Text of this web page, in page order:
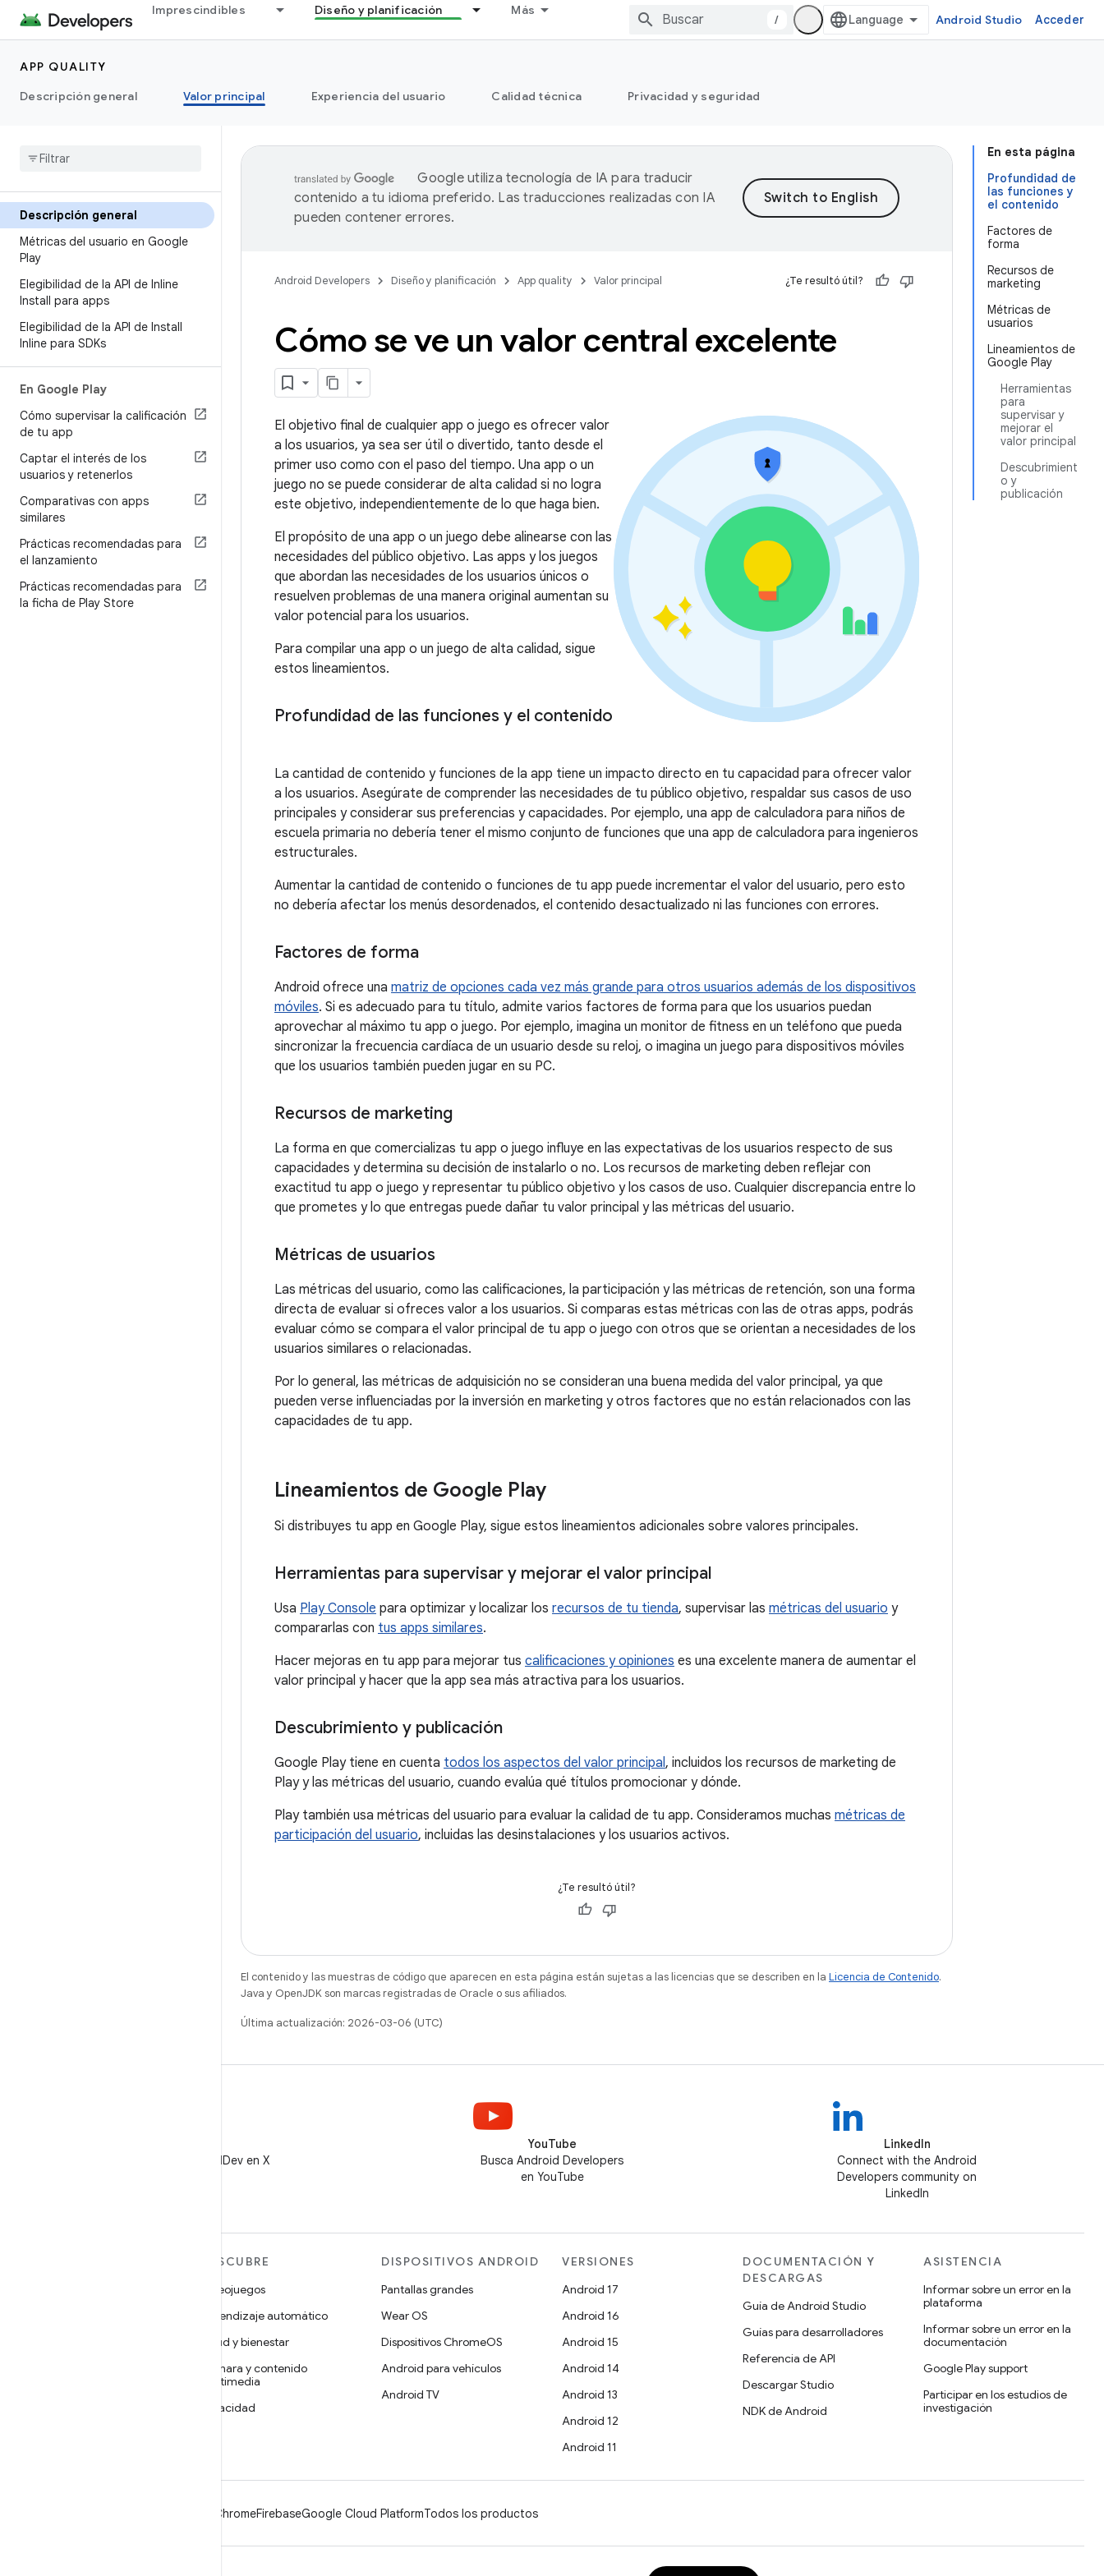
Imprescindibles Diseño y planificación Más
/ Android Studio Acceder
APP QUALITY
Descripción general
Valor principal Experiencia del usuario Calidad técnica Privacidad y seguridad
Descripción general
Métricas del usuario en Google
Play
Elegibilidad de la API de Inline
Install para apps
Elegibilidad de la API de Install
Inline para SDKs
En Google Play
Cómo supervisar la calificación
de tu app
Captar el interés de los
usuarios y retenerlos
Comparativas con apps
similares
Prácticas recomendadas para
el lanzamiento
Prácticas recomendadas para
la ficha de Play Store
En esta página
Profundidad de
las funciones y
el contenido
Factores de
forma
Recursos de
marketing
Métricas de
usuarios
Lineamientos de
Google Play
Herramientas
para
supervisar y
mejorar el
valor principal
Descubrimient
o y
publicación
Google utiliza tecnología de IA para traducir
contenido a tu idioma preferido. Las traducciones realizadas con IA
pueden contener errores.
Android Developers Diseño y planificación App quality Valor principal ¿Te resultó útil?
Cómo se ve un valor central excelente
El objetivo final de cualquier app o juego es ofrecer valor
a los usuarios, ya sea ser útil o divertido, tanto desde el
primer uso como con el paso del tiempo. Una app o un
juego no se puede considerar de alta calidad si no logra
este objetivo, independientemente de lo que haga bien.
El propósito de una app o un juego debe alinearse con las
necesidades del público objetivo. Las apps y los juegos
que abordan las necesidades de los usuarios únicos o
resuelven problemas de una manera original aumentan su
valor potencial para los usuarios.
Para compilar una app o un juego de alta calidad, sigue
estos lineamientos.
Profundidad de las funciones y el contenido
La cantidad de contenido y funciones de la app tiene un impacto directo en tu capacidad para ofrecer valor
a los usuarios. Asegúrate de comprender las necesidades de tu público objetivo, respaldar sus casos de uso
principales y considerar sus preferencias y capacidades. Por ejemplo, una app de calculadora para niños de
escuela primaria no debería tener el mismo conjunto de funciones que una app de calculadora para ingenieros
estructurales.
Aumentar la cantidad de contenido o funciones de tu app puede incrementar el valor del usuario, pero esto
no debería afectar los menús desordenados, el contenido desactualizado ni las funciones con errores.
Factores de forma
Android ofrece una matriz de opciones cada vez más grande para otros usuarios además de los dispositivos
móviles. Si es adecuado para tu título, admite varios factores de forma para que los usuarios puedan
aprovechar al máximo tu app o juego. Por ejemplo, imagina un monitor de fitness en un teléfono que pueda
sincronizar la frecuencia cardíaca de un usuario desde su reloj, o imagina un juego para dispositivos móviles
que los usuarios también pueden jugar en su PC.
Recursos de marketing
La forma en que comercializas tu app o juego influye en las expectativas de los usuarios respecto de sus
capacidades y determina su decisión de instalarlo o no. Los recursos de marketing deben reflejar con
exactitud tu app o juego y representar tu público objetivo y los casos de uso. Cualquier discrepancia entre lo
que prometes y lo que entregas puede dañar tu valor principal y las métricas del usuario.
Métricas de usuarios
Las métricas del usuario, como las calificaciones, la participación y las métricas de retención, son una forma
directa de evaluar si ofreces valor a los usuarios. Si comparas estas métricas con las de otras apps, podrás
evaluar cómo se compara el valor principal de tu app o juego con otros que se orientan a necesidades de los
usuarios similares o relacionadas.
Por lo general, las métricas de adquisición no se consideran una buena medida del valor principal, ya que
pueden verse influenciadas por la inversión en marketing y otros factores que no están relacionados con las
capacidades de tu app.
Lineamientos de Google Play
Si distribuyes tu app en Google Play, sigue estos lineamientos adicionales sobre valores principales.
Herramientas para supervisar y mejorar el valor principal
Usa Play Console para optimizar y localizar los recursos de tu tienda, supervisar las métricas del usuario y
compararlas con tus apps similares.
Hacer mejoras en tu app para mejorar tus calificaciones y opiniones es una excelente manera de aumentar el
valor principal y hacer que la app sea más atractiva para los usuarios.
Descubrimiento y publicación
Google Play tiene en cuenta todos los aspectos del valor principal, incluidos los recursos de marketing de
Play y las métricas del usuario, cuando evalúa qué títulos promocionar y dónde.
Play también usa métricas del usuario para evaluar la calidad de tu app. Consideramos muchas métricas de
participación del usuario, incluidas las desinstalaciones y los usuarios activos.
¿Te resultó útil?
El contenido y las muestras de código que aparecen en esta página están sujetas a las licencias que se describen en la Licencia de Contenido.
Java y OpenJDK son marcas registradas de Oracle o sus afiliados.
Última actualización: 2026-03-06 (UTC)
Sigue a @AndroidDev en X
YouTube
Busca Android Developers
en YouTube
LinkedIn
Connect with the Android
Developers community on
LinkedIn
DESCUBRE
Videojuegos
Aprendizaje automático
Salud y bienestar
Cámara y contenido
multimedia
Privacidad
DISPOSITIVOS ANDROID
Pantallas grandes
Wear OS
Dispositivos ChromeOS
Android para vehículos
Android TV
VERSIONES
Android 17
Android 16
Android 15
Android 14
Android 13
Android 12
Android 11
DOCUMENTACIÓN Y
DESCARGAS
Guía de Android Studio
Guías para desarrolladores
Referencia de API
Descargar Studio
NDK de Android
ASISTENCIA
Informar sobre un error en la
plataforma
Informar sobre un error en la
documentación
Google Play support
Participar en los estudios de
investigación
ChromeFirebaseGoogle Cloud PlatformTodos los productos